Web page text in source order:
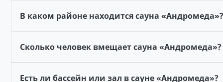
В каком районе находится сауна «Андромеда»?
Сколько человек вмещает сауна «Андромеда»?
Есть ли бассейн или зал в сауне «Андромеда»?